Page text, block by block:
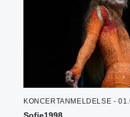
KONCERTANMELDELSE -